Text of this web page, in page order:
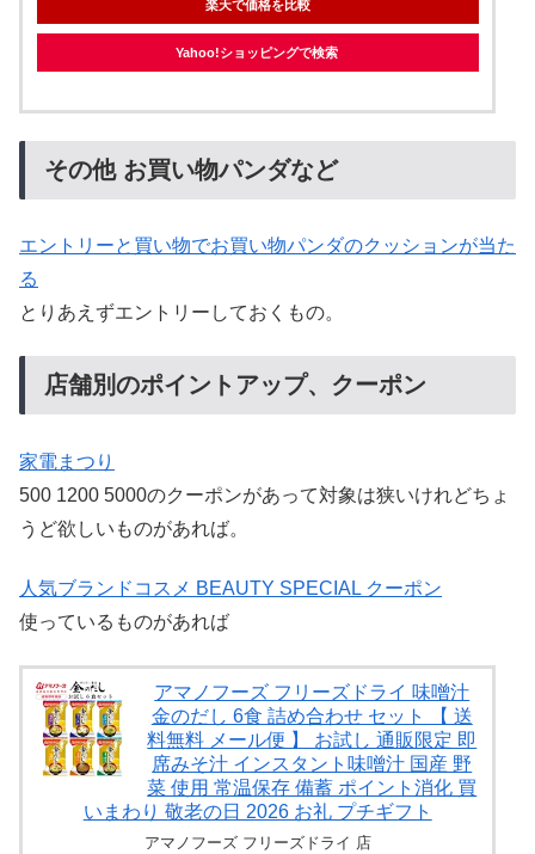
楽天で価格を比較
Yahoo!ショッピングで検索
その他 お買い物パンダなど
エントリーと買い物でお買い物パンダのクッションが当た
る
とりあえずエントリーしておくもの。
店舗別のポイントアップ、クーポン
家電まつり
500 1200 5000のクーポンがあって対象は狭いけれどちょ
うど欲しいものがあれば。
人気ブランドコスメ BEAUTY SPECIAL クーポン
使っているものがあれば
アマノフーズ フリーズドライ 味噌汁
金のだし 6食 詰め合わせ セット 【 送
料無料 メール便 】 お試し 通販限定 即
席みそ汁 インスタント味噌汁 国産 野
菜 使用 常温保存 備蓄 ポイント消化 買
いまわり 敬老の日 2026 お礼 プチギフト
アマノフーズ フリーズドライ 店